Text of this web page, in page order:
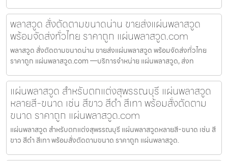
พลาสวูด สั่งตัดตามขนาดน่าน ขายส่งแผ่นพลาสวูด
พร้อมจัดส่งทั่วไทย ราคาถูก แผ่นพลาสวูด.com
พลาสวูด สั่งตัดตามขนาดน่าน ขายส่งแผ่นพลาสวูด พร้อมจัดส่งทั่วไทย
ราคาถูก แผ่นพลาสวูด.com —บริการจำหน่าย แผ่นพลาสวูด, ส่งท
แผ่นพลาสวูด สำหรับตกแต่งสุพรรณบุรี แผ่นพลาสวูด
หลายสี-ขนาด เช่น สีขาว สีดำ สีเทา พร้อมสั่งตัดตาม
ขนาด ราคาถูก แผ่นพลาสวูด.com
แผ่นพลาสวูด สำหรับตกแต่งสุพรรณบุรี แผ่นพลาสวูดหลายสี-ขนาด เช่น สี
ขาว สีดำ สีเทา พร้อมสั่งตัดตามขนาด ราคาถูก แผ่นพลาสวูด.